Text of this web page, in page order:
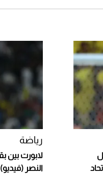
رياضة
لابورت
النصر (فيديو)